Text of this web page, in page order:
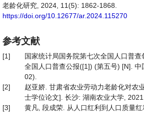
老龄化研究, 2024, 11(5): 1862-1868.
https://doi.org/10.12677/ar.2024.115270
参考文献
[1]
国家统计局国务院第七次全国人口普
全国人口普查公报([1]) (第五号) [N].
02).
[2]
赵亚娇. 甘肃省农业劳动力老龄化对农
士学位论文]. 长沙: 湖南农业大学, 2021.
[3]
黄凡, 段成荣. 从人口红利到人口质量